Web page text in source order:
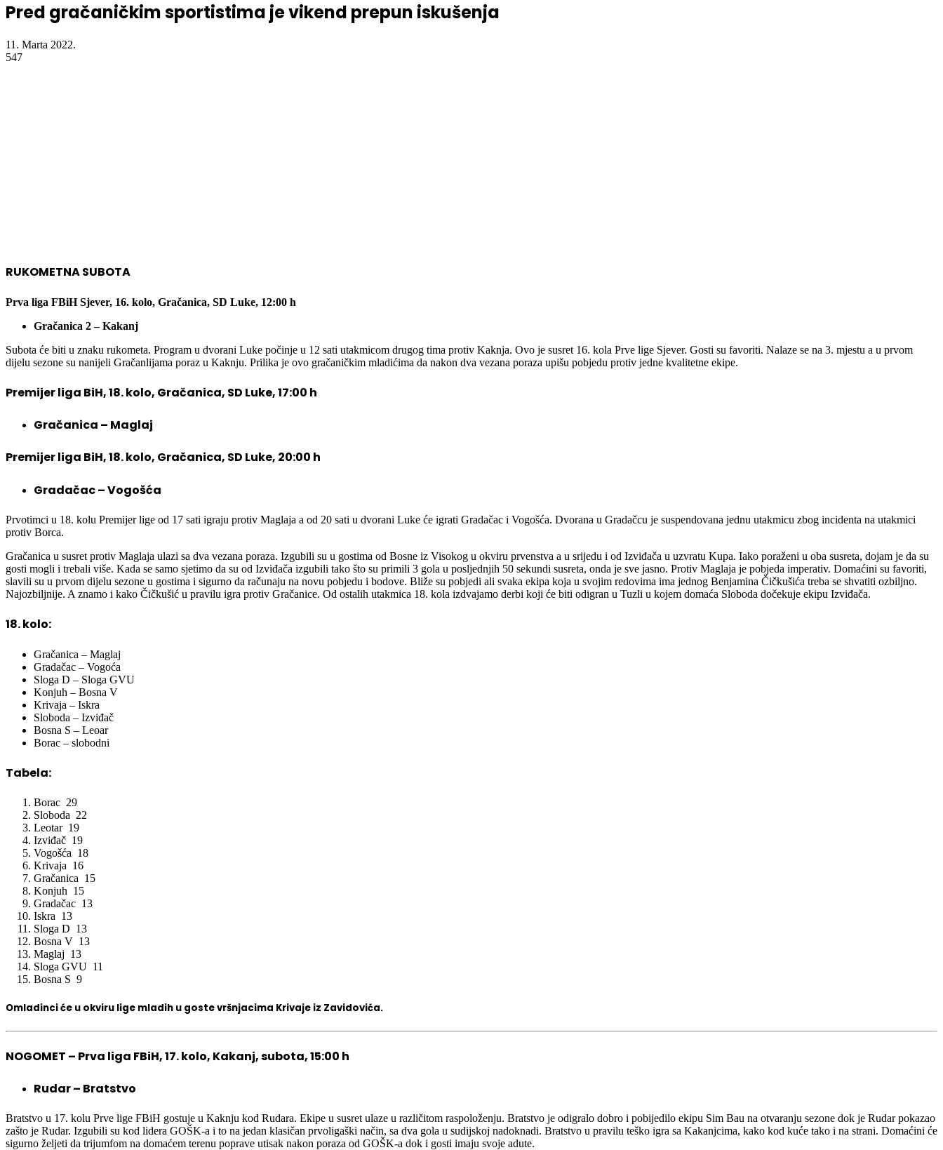
Pred gračaničkim sportistima je vikend prepun iskušenja
11. Marta 2022.
547
RUKOMETNA SUBOTA
Prva liga FBiH Sjever, 16. kolo, Gračanica, SD Luke, 12:00 h
Gračanica 2 – Kakanj
Subota će biti u znaku rukometa. Program u dvorani Luke počinje u 12 sati utakmicom drugog tima protiv Kaknja. Ovo je susret 16. kola Prve lige Sjever. Gosti su favoriti. Nalaze se na 3. mjestu a u prvom
dijelu sezone su nanijeli Gračanlijama poraz u Kaknju. Prilika je ovo gračaničkim mladićima da nakon dva vezana poraza upišu pobjedu protiv jedne kvalitetne ekipe.
Premijer liga BiH, 18. kolo, Gračanica, SD Luke, 17:00 h
Gračanica – Maglaj
Premijer liga BiH, 18. kolo, Gračanica, SD Luke, 20:00 h
Gradačac – Vogošća
Prvotimci u 18. kolu Premijer lige od 17 sati igraju protiv Maglaja a od 20 sati u dvorani Luke će igrati Gradačac i Vogošća. Dvorana u Gradačcu je suspendovana jednu utakmicu zbog incidenta na utakmici
protiv Borca.
Gračanica u susret protiv Maglaja ulazi sa dva vezana poraza. Izgubili su u gostima od Bosne iz Visokog u okviru prvenstva a u srijedu i od Izviđača u uzvratu Kupa. Iako poraženi u oba susreta, dojam je da su
gosti mogli i trebali više. Kada se samo sjetimo da su od Izviđača izgubili tako što su primili 3 gola u posljednjih 50 sekundi susreta, onda je sve jasno. Protiv Maglaja je pobjeda imperativ. Domaćini su favoriti,
slavili su u prvom dijelu sezone u gostima i sigurno da računaju na novu pobjedu i bodove. Bliže su pobjedi ali svaka ekipa koja u svojim redovima ima jednog Benjamina Čičkušića treba se shvatiti ozbiljno.
Najozbiljnije. A znamo i kako Čičkušić u pravilu igra protiv Gračanice. Od ostalih utakmica 18. kola izdvajamo derbi koji će biti odigran u Tuzli u kojem domaća Sloboda dočekuje ekipu Izviđača.
18. kolo:
Gračanica – Maglaj
Gradačac – Vogoća
Sloga D – Sloga GVU
Konjuh – Bosna V
Krivaja – Iskra
Sloboda – Izviđač
Bosna S – Leoar
Borac – slobodni
Tabela:
Borac 29
Sloboda 22
Leotar 19
Izviđač 19
Vogošća 18
Krivaja 16
Gračanica 15
Konjuh 15
Gradačac 13
Iskra 13
Sloga D 13
Bosna V 13
Maglaj 13
Sloga GVU 11
Bosna S 9
Omladinci će u okviru lige mladih u goste vršnjacima Krivaje iz Zavidovića.
NOGOMET – Prva liga FBiH, 17. kolo, Kakanj, subota, 15:00 h
Rudar – Bratstvo
Bratstvo u 17. kolu Prve lige FBiH gostuje u Kaknju kod Rudara. Ekipe u susret ulaze u različitom raspoloženju. Bratstvo je odigralo dobro i pobijedilo ekipu Sim Bau na otvaranju sezone dok je Rudar pokazao
zašto je Rudar. Izgubili su kod lidera GOŠK-a i to na jedan klasičan prvoligaški način, sa dva gola u sudijskoj nadoknadi. Bratstvo u pravilu teško igra sa Kakanjcima, kako kod kuće tako i na strani. Domaćini će
sigurno željeti da trijumfom na domaćem terenu poprave utisak nakon poraza od GOŠK-a dok i gosti imaju svoje adute.